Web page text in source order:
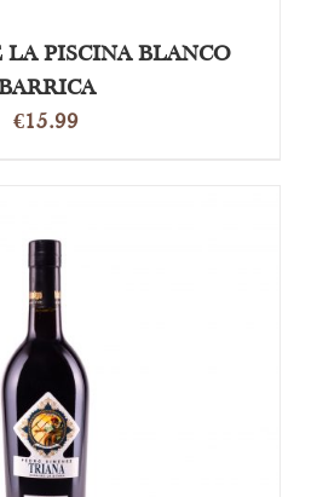
PISCINA BLANCO
€15.99